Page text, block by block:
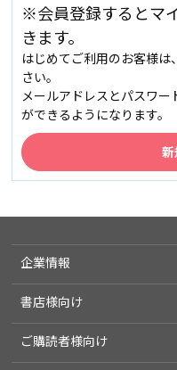
※会員登録するとマ
きます。
はじめてご利用のお客様
さい。
メールアドレスとパスワ
ができるようになります。
企業情報
書店様向け
ご購読者様向け